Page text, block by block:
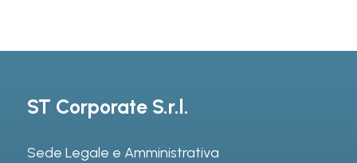
ST Corporate S.r.l.
Sede Legale e Amministrativa